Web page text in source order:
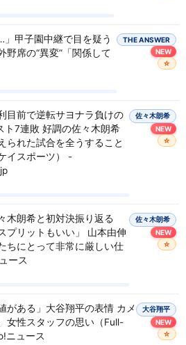
」甲子園中継で目を疑う
席の“異変”「関係して
THE ANSWER
NEW
☆
目前で逆転サヨナラ負けの
ト7連敗 好調の佐々木朗希
られた試合を全うすること
イスポーツ） -
佐々木朗希
NEW
☆
木朗希と初対決振り返る
プリットもいい」 山本由伸
ちにとって非常に厳しい仕
ース
佐々木朗希
NEW
☆
がある」大谷翔平の表情 カメ
女性スタッフの思い（Full-
ニュース
大谷翔平
NEW
☆